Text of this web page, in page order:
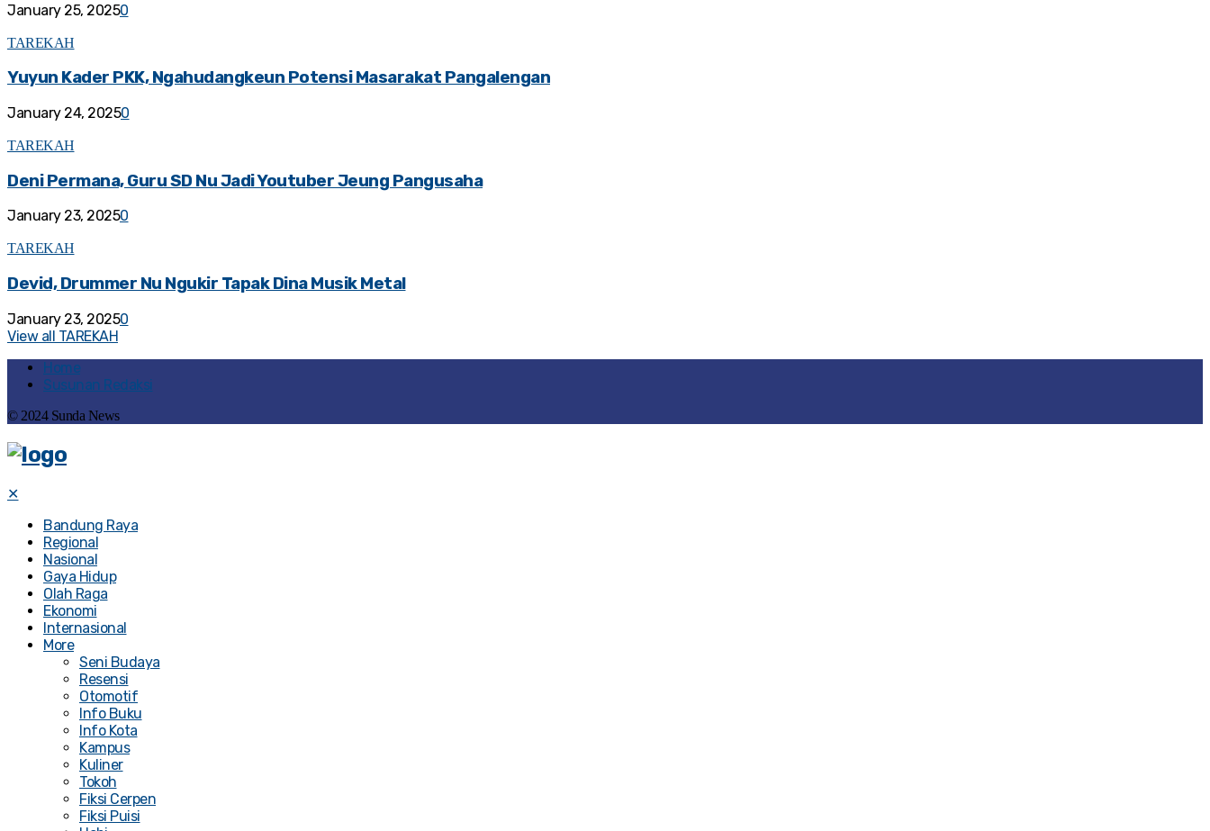
January 25, 20250
TAREKAH
Yuyun Kader PKK, Ngahudangkeun Potensi Masarakat Pangalengan
January 24, 20250
TAREKAH
Deni Permana, Guru SD Nu Jadi Youtuber Jeung Pangusaha
January 23, 20250
TAREKAH
Devid, Drummer Nu Ngukir Tapak Dina Musik Metal
January 23, 20250
View all TAREKAH
Home
Susunan Redaksi
© 2024 Sunda News
✕
Bandung Raya
Regional
Nasional
Gaya Hidup
Olah Raga
Ekonomi
Internasional
More
Seni Budaya
Resensi
Otomotif
Info Buku
Info Kota
Kampus
Kuliner
Tokoh
Fiksi Cerpen
Fiksi Puisi